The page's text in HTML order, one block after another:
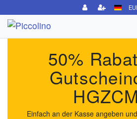
50%
Einfach an der Kasse angeben